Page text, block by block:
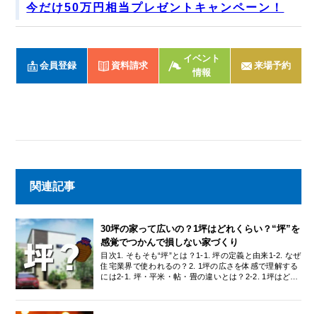
今だけ50万円相当プレゼントキャンペーン！
会員登録 資料請求
イベント
情報
来場予約
関連記事
30坪の家って広いの？1坪はどれくらい？“坪”を
感覚でつかんで損しない家づくり
目次1. そもそも“坪”とは？1-1. 坪の定義と由来1-2. なぜ
住宅業界で使われるの？2. 1坪の広さを体感で理解する
には2-1. 坪・平米・帖・畳の違いとは？2-2. 1坪はどの
の広さ？3-1. 一般的な30坪住宅の間取り例3-2. 30坪は